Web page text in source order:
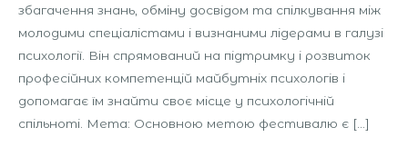
збагачення знань, обміну досвідом та спілкування між
молодими спеціалістами і визнаними лідерами в галузі
психології. Він спрямований на підтримку і розвиток
професійних компетенцій майбутніх психологів і
допомагає їм знайти своє місце у психологічній
спільноті. Мета: Основною метою фестивалю є […]